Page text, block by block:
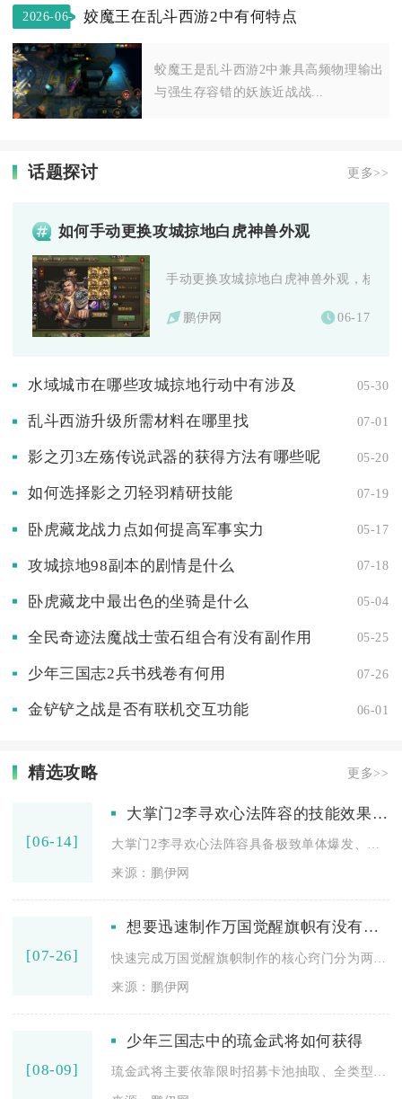
2026-06-
07
姣魔王在乱斗西游2中有何特点
蛟魔王是乱斗西游2中兼具高频物理输出
与强生存容错的妖族近战战...
话题探讨 更多>>
如何手动更换攻城掠地白虎神兽外观
手动更换攻城掠地白虎神兽外观，核心
鹏伊网 06-17
水域城市在哪些攻城掠地行动中有涉及 05-30
乱斗西游升级所需材料在哪里找 07-01
影之刃3左殇传说武器的获得方法有哪些呢 05-20
如何选择影之刃轻羽精研技能 07-19
卧虎藏龙战力点如何提高军事实力 05-17
攻城掠地98副本的剧情是什么 07-18
卧虎藏龙中最出色的坐骑是什么 05-04
全民奇迹法魔战士萤石组合有没有副作用 05-25
少年三国志2兵书残卷有何用 07-26
金铲铲之战是否有联机交互功能 06-01
精选攻略 更多>>
[06-14]
大掌门2李寻欢心法阵容的技能效果如何
来源：鹏伊网
[07-26]
想要迅速制作万国觉醒旗帜有没有什么窍门
来源：鹏伊网
[08-09]
少年三国志中的琉金武将如何获得
琉金武将主要依靠限时招募卡池抽取、全类型限时活动代币兑换、长...